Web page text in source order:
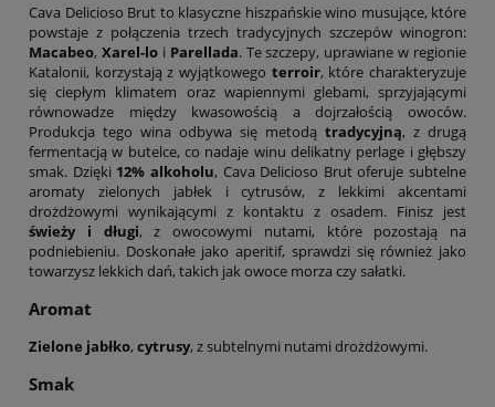
Cava Delicioso Brut to klasyczne hiszpańskie wino musujące, które
powstaje z połączenia trzech tradycyjnych szczepów winogron:
Macabeo, Xarel-loi Parellada. Te szczepy, uprawiane w regionie
Katalonii, korzystają z wyjątkowego terroir, które charakteryzuje
się ciepłym klimatem oraz wapiennymi glebami, sprzyjającymi
równowadze między kwasowością a dojrzałością owoców.
Produkcja tego wina odbywa się metodą tradycyjną, z drugą
fermentacją w butelce, co nadaje winu delikatny perlage i głębszy
smak. Dzięki 12% alkoholu, Cava Delicioso Brut oferuje subtelne
aromaty zielonych jabłek i cytrusów, z lekkimi akcentami
drożdżowymi wynikającymi z kontaktu z osadem. Finisz jest
świeży i długi, z owocowymi nutami, które pozostają na
podniebieniu. Doskonałe jako aperitif, sprawdzi się również jako
towarzysz lekkich dań, takich jak owoce morza czy sałatki.
Aromat
Zielone jabłko, cytrusy, z subtelnymi nutami drożdżowymi.
Smak